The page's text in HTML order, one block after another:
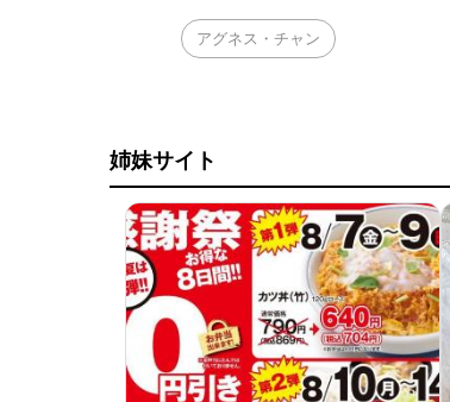
アグネス・チャン
姉妹サイト